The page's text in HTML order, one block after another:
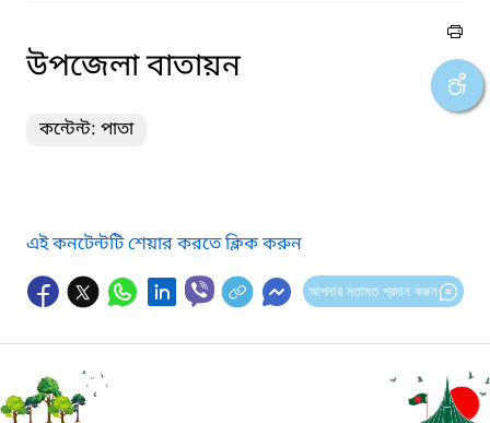
উপজেলা বাতায়ন
কন্টেন্ট: পাতা
এই কনটেন্টটি শেয়ার করতে ক্লিক করুন
আপনার মতামত প্রদান করুন